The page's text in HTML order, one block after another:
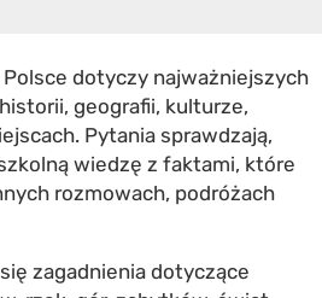
dotyczy najważniejszych
geografii, kulturze,
Pytania sprawdzają,
wiedzę z faktami, które
rozmowach, podróżach
zagadnienia dotyczące